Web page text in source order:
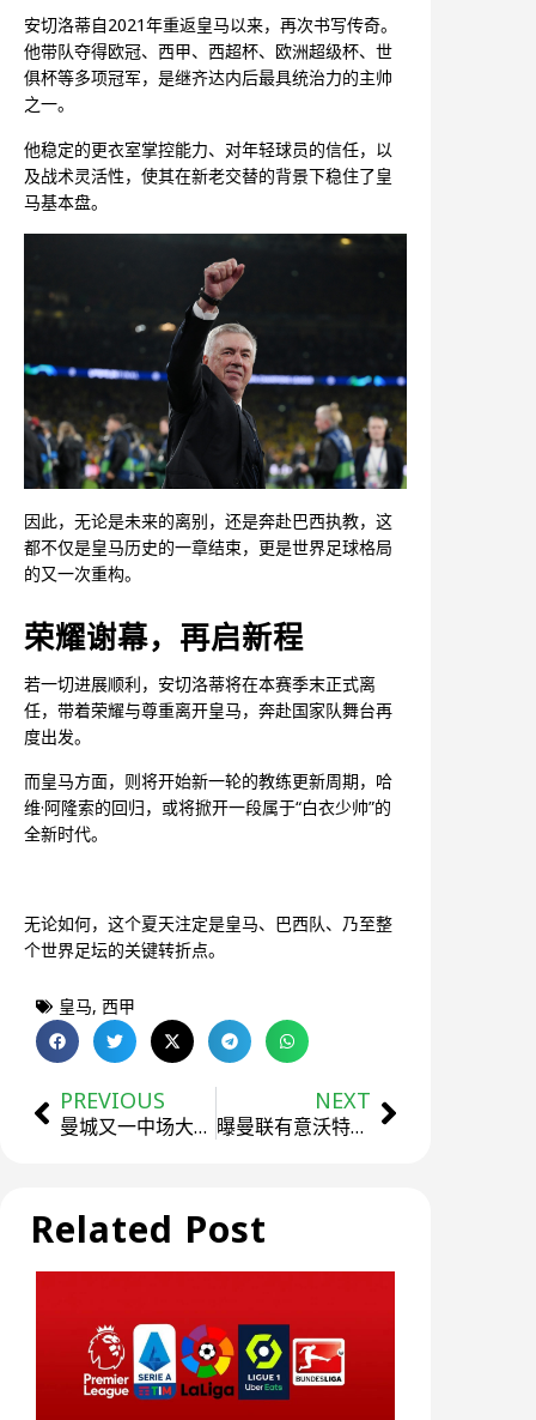
安切洛蒂自2021年重返皇马以来，再次书写传奇。
他带队夺得欧冠、西甲、西超杯、欧洲超级杯、世
俱杯等多项冠军，是继齐达内后最具统治力的主帅
之一。
他稳定的更衣室掌控能力、对年轻球员的信任，以
及战术灵活性，使其在新老交替的背景下稳住了皇
马基本盘。
因此，无论是未来的离别，还是奔赴巴西执教，这
都不仅是皇马历史的一章结束，更是世界足球格局
的又一次重构。
荣耀谢幕，再启新程
若一切进展顺利，安切洛蒂将在本赛季末正式离
任，带着荣耀与尊重离开皇马，奔赴国家队舞台再
度出发。
而皇马方面，则将开始新一轮的教练更新周期，哈
维·阿隆索的回归，或将掀开一段属于“白衣少帅”的
全新时代。
无论如何，这个夏天注定是皇马、巴西队、乃至整
个世界足坛的关键转折点。
皇马, 西甲
PREVIOUS
曼城又一中场大将考虑离开：想去诺坎普有戏吗？
NEXT
曝曼联有意沃特金斯！计划用拉什福德+现金换他
Related Post